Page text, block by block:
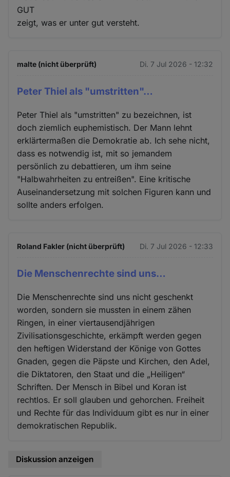
GUT
zeigt, was er unter gut versteht.
malte (nicht überprüft) Di. 7 Jul 2026 - 12:32
Peter Thiel als "umstritten"…
Peter Thiel als "umstritten" zu bezeichnen, ist
doch ziemlich euphemistisch. Der Mann lehnt
erklärtermaßen die Demokratie ab. Ich sehe nicht,
dass es notwendig ist, mit so jemandem
persönlich zu debattieren, um ihm seine
"Halbwahrheiten zu entreißen". Eine kritische
Auseinandersetzung mit solchen Figuren kann und
sollte anders erfolgen.
Roland Fakler (nicht überprüft) Di. 7 Jul 2026 - 12:33
Die Menschenrechte sind uns…
Die Menschenrechte sind uns nicht geschenkt
worden, sondern sie mussten in einem zähen
Ringen, in einer viertausendjährigen
Zivilisationsgeschichte, erkämpft werden gegen
den heftigen Widerstand der Könige von Gottes
Gnaden, gegen die Päpste und Kirchen, den Adel,
die Diktatoren, den Staat und die „Heiligen“
Schriften. Der Mensch in Bibel und Koran ist
rechtlos. Er soll glauben und gehorchen. Freiheit
und Rechte für das Individuum gibt es nur in einer
demokratischen Republik.
Diskussion anzeigen